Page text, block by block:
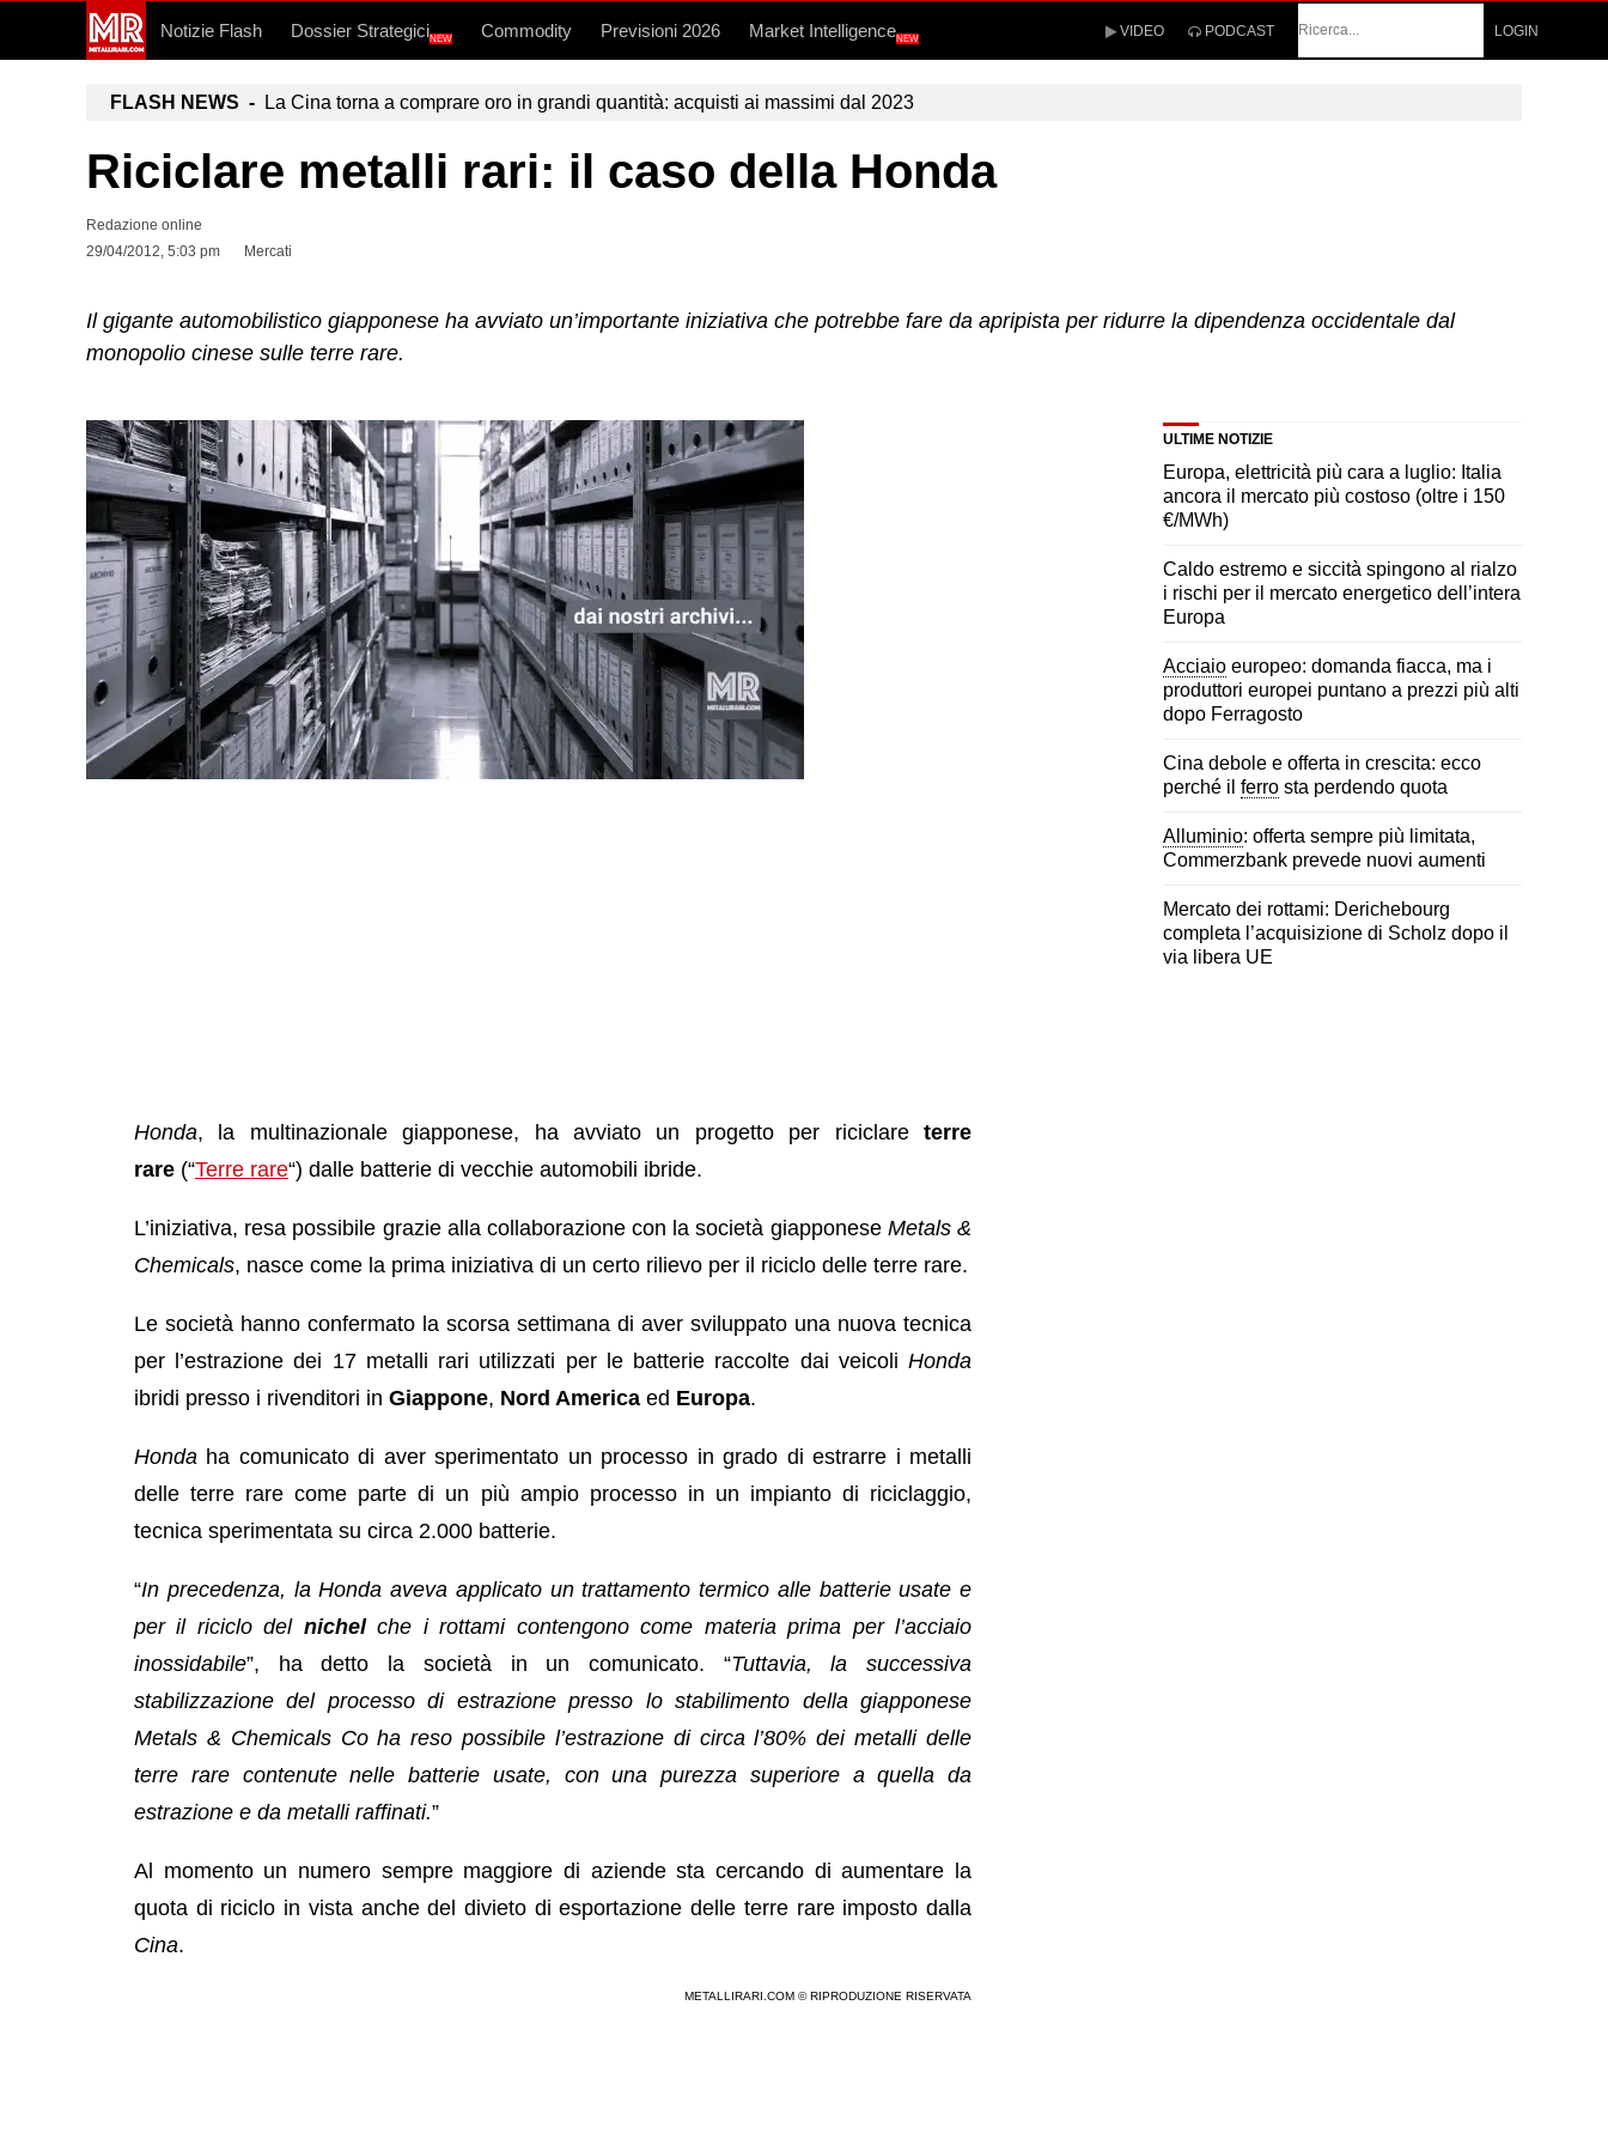
Notizie Flash Dossier StrategiciNEW Commodity Previsioni 2026 Market IntelligenceNEW VIDEO PODCAST
LOGIN
FLASH NEWS - La Cina torna a comprare oro in grandi quantità: acquisti ai massimi dal 2023
Riciclare metalli rari: il caso della Honda
Redazione online
29/04/2012, 5:03 pm
Mercati
Il gigante automobilistico giapponese ha avviato un’importante iniziativa che potrebbe fare da apripista per ridurre la dipendenza occidentale dal
monopolio cinese sulle terre rare.
Honda, la multinazionale giapponese, ha avviato un progetto per riciclare terre
rare (“Terre rare“) dalle batterie di vecchie automobili ibride.
L’iniziativa, resa possibile grazie alla collaborazione con la società giapponese Metals &
Chemicals, nasce come la prima iniziativa di un certo rilievo per il riciclo delle terre rare.
Le società hanno confermato la scorsa settimana di aver sviluppato una nuova tecnica
per l’estrazione dei 17 metalli rari utilizzati per le batterie raccolte dai veicoli Honda
ibridi presso i rivenditori in Giappone, Nord America ed Europa.
Honda ha comunicato di aver sperimentato un processo in grado di estrarre i metalli
delle terre rare come parte di un più ampio processo in un impianto di riciclaggio,
tecnica sperimentata su circa 2.000 batterie.
“In precedenza, la Honda aveva applicato un trattamento termico alle batterie usate e
per il riciclo del nichelche i rottami contengono come materia prima per l’acciaio
inossidabile”, ha detto la società in un comunicato. “Tuttavia, la successiva
stabilizzazione del processo di estrazione presso lo stabilimento della giapponese
Metals & Chemicals Co ha reso possibile l’estrazione di circa l’80% dei metalli delle
terre rare contenute nelle batterie usate, con una purezza superiore a quella da
estrazione e da metalli raffinati.”
Al momento un numero sempre maggiore di aziende sta cercando di aumentare la
quota di riciclo in vista anche del divieto di esportazione delle terre rare imposto dalla
Cina.
METALLIRARI.COM © RIPRODUZIONE RISERVATA
ULTIME NOTIZIE
Europa, elettricità più cara a luglio: Italia
ancora il mercato più costoso (oltre i 150
€/MWh)
Caldo estremo e siccità spingono al rialzo
i rischi per il mercato energetico dell’intera
Europa
Acciaio europeo: domanda fiacca, ma i
produttori europei puntano a prezzi più alti
dopo Ferragosto
Cina debole e offerta in crescita: ecco
perché il ferro sta perdendo quota
Alluminio: offerta sempre più limitata,
Commerzbank prevede nuovi aumenti
Mercato dei rottami: Derichebourg
completa l’acquisizione di Scholz dopo il
via libera UE